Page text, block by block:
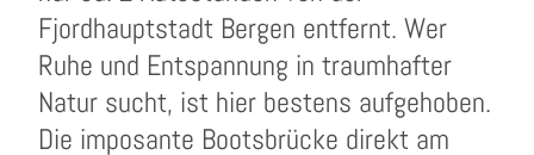
Fjordhauptstadt Bergen entfernt. Wer
Ruhe und Entspannung in traumhafter
Natur sucht, ist hier bestens aufgehoben.
Die imposante Bootsbrücke direkt am